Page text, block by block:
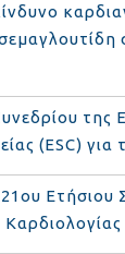
της
(ESC) για
Ετήσιου